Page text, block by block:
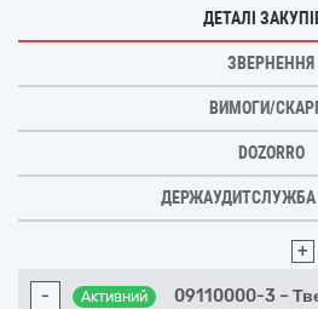
ДЕТАЛІ
ЗВЕРНЕННЯ
ВИМОГИ/
DOZORRO
ДЕРЖАУДИТСЛУЖБА
+
- Активний 09110000-3 –